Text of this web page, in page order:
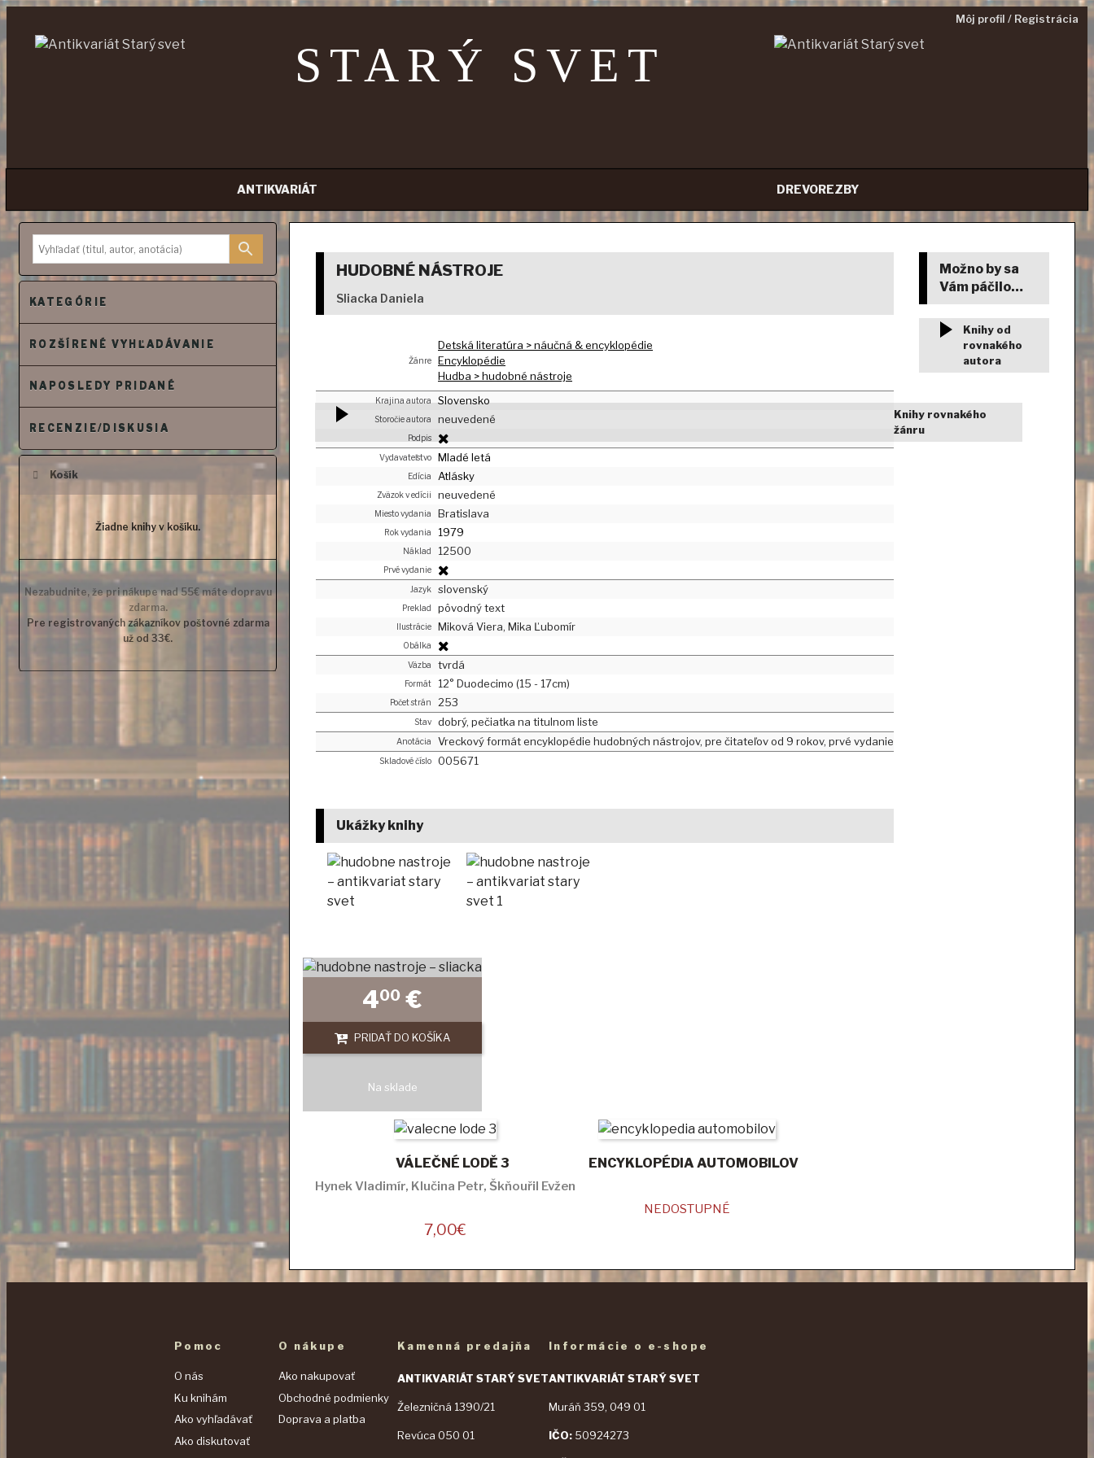
Môj profil / Registrácia
STARÝ SVET
ANTIKVARIÁT DREVOREZBY
Prejsť
na
obsah
KATEGÓRIE
ROZŠÍRENÉ VYHĽADÁVANIE
NAPOSLEDY PRIDANÉ
RECENZIE/DISKUSIA
Košík
Žiadne knihy v košíku.
Nezabudnite, že pri nákupe nad 55€ máte dopravu
zdarma.
Pre registrovaných zákazníkov poštovné zdarma
už od 33€.
HUDOBNÉ NÁSTROJE
Sliacka Daniela
Žánre
Detská literatúra > náučná & encyklopédie
Encyklopédie
Hudba > hudobné nástroje
Krajina autora Slovensko
Storočie autora neuvedené
Podpis
Vydavateľstvo
Mladé letá
Edícia Atlásky
Zväzok v edícii neuvedené
Miesto vydania Bratislava
Rok vydania 1979
Náklad 12500
Prvé vydanie
Jazyk
slovenský
Preklad pôvodný text
Ilustrácie Miková Viera, Mika Ľubomír
Obálka
Väzba
tvrdá
Formát 12° Duodecimo (15 - 17cm)
Počet strán 253
Stav dobrý, pečiatka na titulnom liste
Anotácia Vreckový formát encyklopédie hudobných nástrojov, pre čitateľov od 9 rokov, prvé vydanie
Skladové číslo 005671
Ukážky knihy
400 €
PRIDAŤ DO KOŠÍKA
Na sklade
Možno by sa
Vám páčilo…
Knihy od
rovnakého
autora
Knihy rovnakého
žánru
VÁLEČNÉ LODĚ 3
Hynek Vladimír, Klučina Petr, Škňouřil Evžen
7,00€
ENCYKLOPÉDIA AUTOMOBILOV
NEDOSTUPNÉ
Pomoc
O nás
Ku knihám
Ako vyhľadávať
Ako diskutovať
O nákupe
Ako nakupovať
Obchodné podmienky
Doprava a platba
Kamenná predajňa
ANTIKVARIÁT STARÝ SVET
Železničná 1390/21
Revúca 050 01
Informácie o e-shope
ANTIKVARIÁT STARÝ SVET
Muráň 359, 049 01
IČO: 50924273